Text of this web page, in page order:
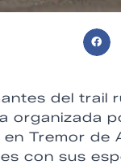
del trail
organizada
Tremor de
con sus